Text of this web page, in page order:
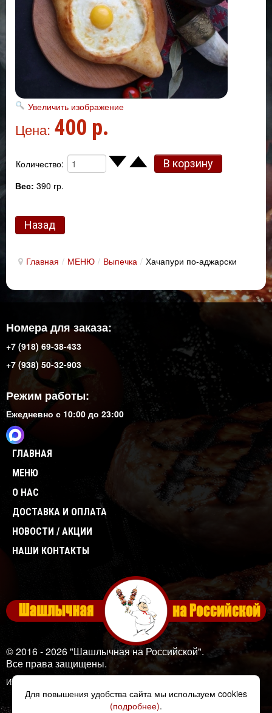
Увеличить изображение
Цена: 400 р.
Количество:
Вес: 390 гр.
Главная / МЕНЮ / Выпечка / Хачапури по-аджарски
Номера для заказа:
+7 (918) 69-38-433
+7 (938) 50-32-903
Режим работы:
Ежедневно с 10:00 до 23:00
ГЛАВНАЯ
МЕНЮ
О НАС
ДОСТАВКА И ОПЛАТА
НОВОСТИ / АКЦИИ
НАШИ КОНТАКТЫ
© 2016 - 2026 "Шашлычная на Российской".
Все права защищены.
Изображения: Designed by
Для повышения удобства сайта мы используем cookies
(подробнее).